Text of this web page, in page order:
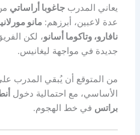
يعاني المدربجاغوبا أراساتي
عدة لاعبين، أبرزهم:مانو
نافارو، وتاكوما أسانو، لكن
جديدة في مواجهة ليغانيس.
من المتوقع أن يُبقي المدرب
الأساسي، مع احتمالية دخول
براتس في خط الهجوم.